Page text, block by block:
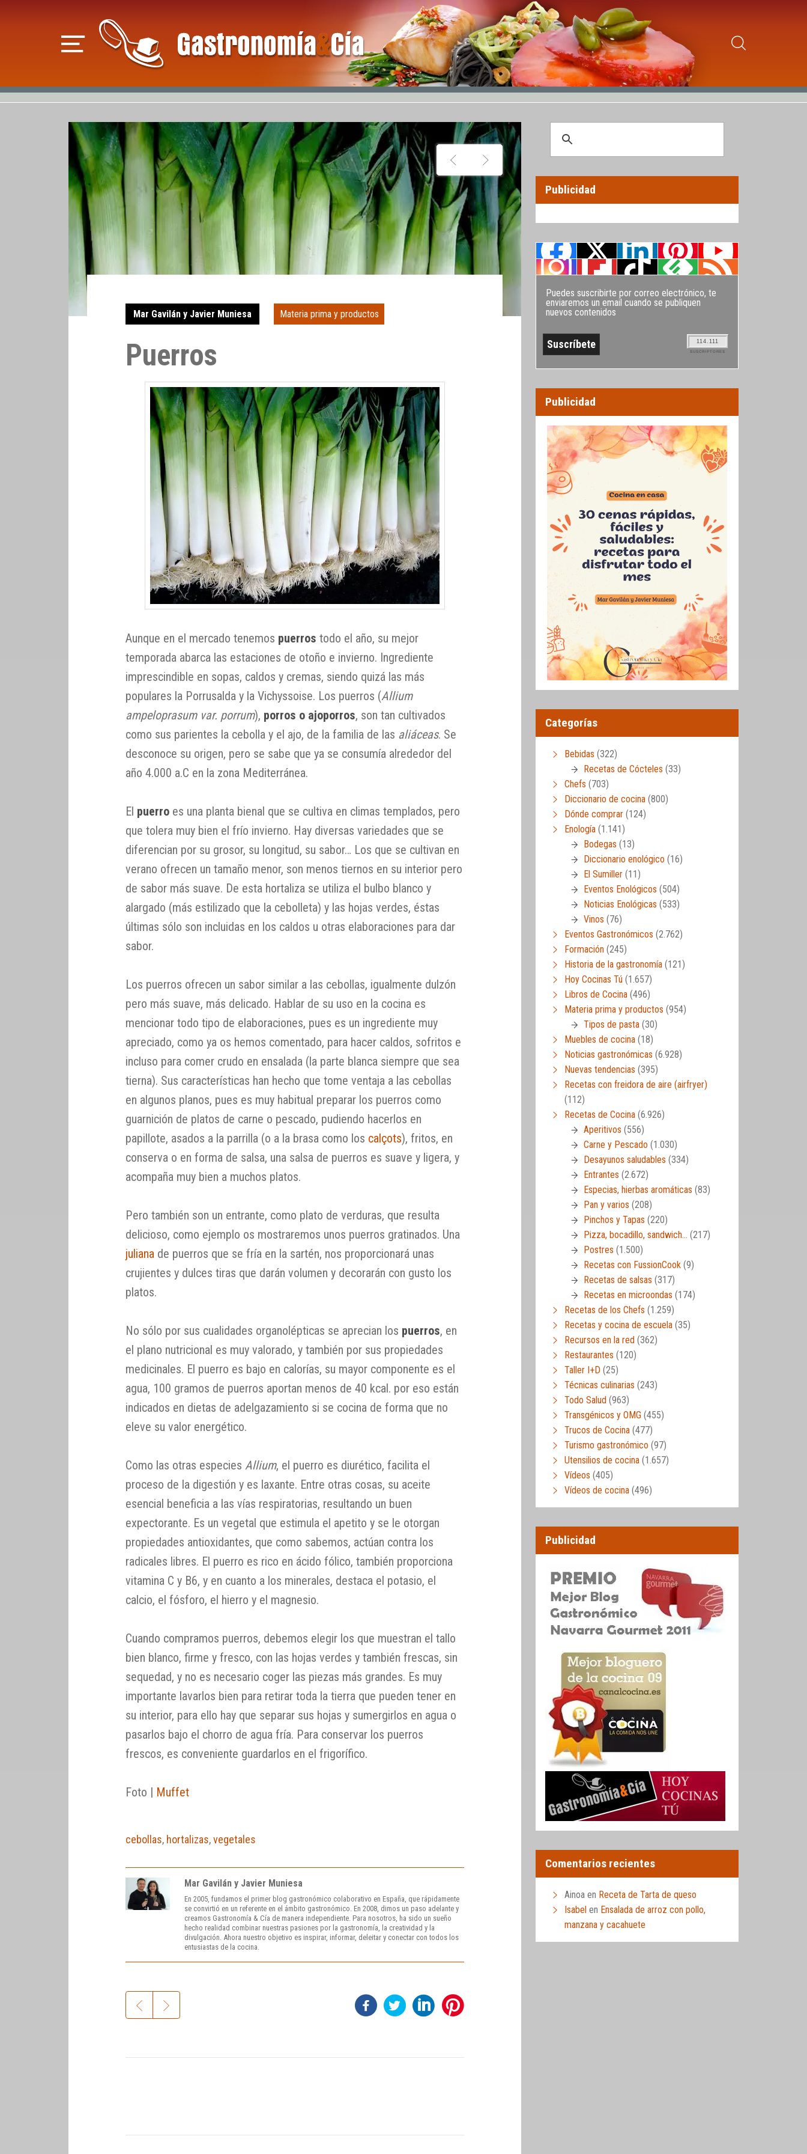
Mar Gavilán y Javier Muniesa Materia prima y productos
Puerros
Aunque en el mercado tenemos puerros todo el año, su mejor
temporada abarca las estaciones de otoño e invierno. Ingrediente
imprescindible en sopas, caldos y cremas, siendo quizá las más
populares la Porrusalda y la Vichyssoise. Los puerros (Allium
ampeloprasum var. porrum), porros o ajoporros, son tan cultivados
como sus parientes la cebolla y el ajo, de la familia de las aliáceas. Se
desconoce su origen, pero se sabe que ya se consumía alrededor del
año 4.000 a.C en la zona Mediterránea.
El puerro es una planta bienal que se cultiva en climas templados, pero
que tolera muy bien el frío invierno. Hay diversas variedades que se
diferencian por su grosor, su longitud, su sabor… Los que se cultivan en
verano ofrecen un tamaño menor, son menos tiernos en su interior pero
de sabor más suave. De esta hortaliza se utiliza el bulbo blanco y
alargado (más estilizado que la cebolleta) y las hojas verdes, éstas
últimas sólo son incluidas en los caldos u otras elaboraciones para dar
sabor.
Los puerros ofrecen un sabor similar a las cebollas, igualmente dulzón
pero más suave, más delicado. Hablar de su uso en la cocina es
mencionar todo tipo de elaboraciones, pues es un ingrediente muy
apreciado, como ya os hemos comentado, para hacer caldos, sofritos e
incluso para comer crudo en ensalada (la parte blanca siempre que sea
tierna). Sus características han hecho que tome ventaja a las cebollas
en algunos planos, pues es muy habitual preparar los puerros como
guarnición de platos de carne o pescado, pudiendo hacerlos en
papillote, asados a la parrilla (o a la brasa como los calçots), fritos, en
conserva o en forma de salsa, una salsa de puerros es suave y ligera, y
acompaña muy bien a muchos platos.
Pero también son un entrante, como plato de verduras, que resulta
delicioso, como ejemplo os mostraremos unos puerros gratinados. Una
juliana de puerros que se fría en la sartén, nos proporcionará unas
crujientes y dulces tiras que darán volumen y decorarán con gusto los
platos.
No sólo por sus cualidades organolépticas se aprecian los puerros, en
el plano nutricional es muy valorado, y también por sus propiedades
medicinales. El puerro es bajo en calorías, su mayor componente es el
agua, 100 gramos de puerros aportan menos de 40 kcal. por eso están
indicados en dietas de adelgazamiento si se cocina de forma que no
eleve su valor energético.
Como las otras especiesAllium, el puerro es diurético, facilita el
proceso de la digestión y es laxante. Entre otras cosas, su aceite
esencial beneficia a las vías respiratorias, resultando un buen
expectorante. Es un vegetal que estimula el apetito y se le otorgan
propiedades antioxidantes, que como sabemos, actúan contra los
radicales libres. El puerro es rico en ácido fólico, también proporciona
vitamina C y B6, y en cuanto a los minerales, destaca el potasio, el
calcio, el fósforo, el hierro y el magnesio.
Cuando compramos puerros, debemos elegir los que muestran el tallo
bien blanco, firme y fresco, con las hojas verdes y también frescas, sin
sequedad, y no es necesario coger las piezas más grandes. Es muy
importante lavarlos bien para retirar toda la tierra que pueden tener en
su interior, para ello hay que separar sus hojas y sumergirlos en agua o
pasarlos bajo el chorro de agua fría. Para conservar los puerros
frescos, es conveniente guardarlos en el frigorífico.
Foto | Muffet
cebollas, hortalizas,vegetales
Mar Gavilán y Javier Muniesa
En 2005, fundamos el primer blog gastronómico colaborativo en España, que rápidamente
se convirtió en un referente en el ámbito gastronómico. En 2008, dimos un paso adelante y
creamos Gastronomía & Cía de manera independiente. Para nosotros, ha sido un sueño
hecho realidad combinar nuestras pasiones por la gastronomía, la creatividad y la
divulgación. Ahora nuestro objetivo es inspirar, informar, deleitar y conectar con todos los
entusiastas de la cocina.
Publicidad
Puedes suscribirte por correo electrónico, te
enviaremos un email cuando se publiquen
nuevos contenidos
114.111
SUSCRIPTORES
Publicidad
Categorías
Bebidas (322)
Recetas de Cócteles (33)
Chefs (703)
Diccionario de cocina (800)
Dónde comprar (124)
Enología (1.141)
Bodegas (13)
Diccionario enológico (16)
El Sumiller (11)
Eventos Enológicos (504)
Noticias Enológicas (533)
Vinos (76)
Eventos Gastronómicos (2.762)
Formación (245)
Historia de la gastronomía (121)
Hoy Cocinas Tú (1.657)
Libros de Cocina (496)
Materia prima y productos (954)
Tipos de pasta (30)
Muebles de cocina (18)
Noticias gastronómicas (6.928)
Nuevas tendencias (395)
Recetas con freidora de aire (airfryer)
(112)
Recetas de Cocina (6.926)
Aperitivos (556)
Carne y Pescado (1.030)
Desayunos saludables (334)
Entrantes (2.672)
Especias, hierbas aromáticas (83)
Pan y varios (208)
Pinchos y Tapas (220)
Pizza, bocadillo, sandwich… (217)
Postres (1.500)
Recetas con FussionCook (9)
Recetas de salsas (317)
Recetas en microondas (174)
Recetas de los Chefs (1.259)
Recetas y cocina de escuela (35)
Recursos en la red (362)
Restaurantes (120)
Taller I+D (25)
Técnicas culinarias (243)
Todo Salud (963)
Transgénicos y OMG (455)
Trucos de Cocina (477)
Turismo gastronómico (97)
Utensilios de cocina (1.657)
Vídeos (405)
Vídeos de cocina (496)
Publicidad
Comentarios recientes
Ainoa en Receta de Tarta de queso
Isabel en Ensalada de arroz con pollo,
manzana y cacahuete